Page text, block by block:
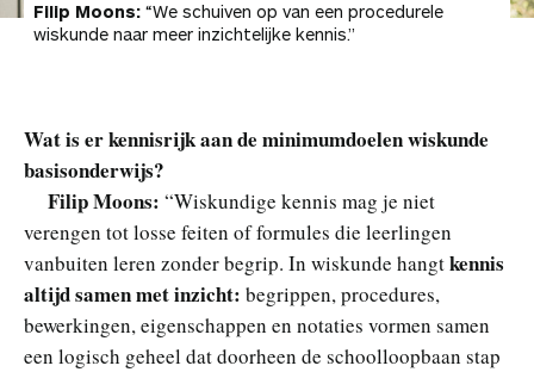
Filip Moons: “We schuiven op van een procedurele
wiskunde naar meer inzichtelijke kennis.”
Wat is er kennisrijk aan de minimumdoelen wiskunde
basisonderwijs?
Filip Moons: “Wiskundige kennis mag je niet
verengen tot losse feiten of formules die leerlingen
vanbuiten leren zonder begrip. In wiskunde hangtkennis
altijd samen met inzicht: begrippen, procedures,
bewerkingen, eigenschappen en notaties vormen samen
een logisch geheel dat doorheen de schoolloopbaan stap